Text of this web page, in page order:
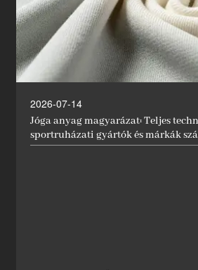
2026-07-14
Jóga anyag magyarázat: Teljes
sportruházati gyártók és márkák